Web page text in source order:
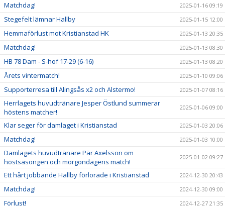
Matchdag! 2025-01-16 09:19
Stegefelt lämnar Hallby 2025-01-15 12:00
Hemmaförlust mot Kristianstad HK 2025-01-13 20:35
Matchdag! 2025-01-13 08:30
HB 78 Dam - S-hof 17-29 (6-16) 2025-01-13 08:20
Årets vintermatch! 2025-01-10 09:06
Supporterresa till Alingsås x2 och Alstermo! 2025-01-07 08:16
Herrlagets huvudtränare Jesper Östlund summerar
höstens matcher!
2025-01-06 09:00
Klar seger för damlaget i Kristianstad 2025-01-03 20:06
Matchdag! 2025-01-03 10:00
Damlagets huvudtränare Pär Axelsson om
höstsäsongen och morgondagens match!
2025-01-02 09:27
Ett hårt jobbande Hallby förlorade i Kristianstad 2024-12-30 20:43
Matchdag! 2024-12-30 09:00
Förlust! 2024-12-27 21:35